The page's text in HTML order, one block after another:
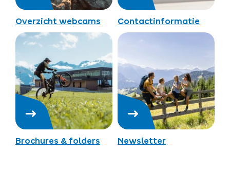
Overzicht webcams Contactinformatie
Brochures & folders Newsletter